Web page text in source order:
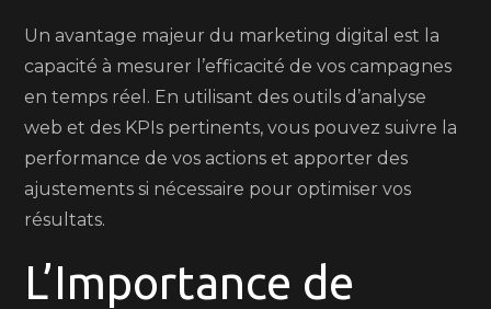
Un avantage majeur du marketing digital est la
capacité à mesurer l’efficacité de vos campagnes
en temps réel. En utilisant des outils d’analyse
web et des KPIs pertinents, vous pouvez suivre la
performance de vos actions et apporter des
ajustements si nécessaire pour optimiser vos
résultats.
L’Importance de